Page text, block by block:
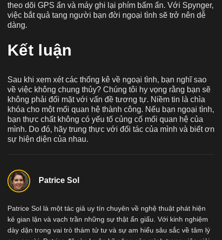
theo dõi GPS ẩn và máy ghi lại phím bấm ẩn. Với Spynger,
việc bắt quả tang người bạn đời ngoại tình sẽ trở nên dễ
dàng.
Kết luận
Sau khi xem xét các thống kê về ngoại tình, bạn nghĩ sao
về việc không chung thủy? Chúng tôi hy vọng rằng bạn sẽ
không phải đối mặt với vấn đề tương tự. Niềm tin là chìa
khóa cho một mối quan hệ thành công. Nếu bạn ngoại tình,
bạn thực chất không có yếu tố củng cố mối quan hệ của
mình. Do đó, hãy trung thực với đối tác của mình và biết ơn
sự hiện diện của nhau.
Patrice Sol
Patrice Sol là một tác giả uy tín chuyên về nghệ thuật phát hiện
kẻ gian lận và vạch trần những sự thật ẩn giấu. Với kinh nghiệm
dày dặn trong vai trò thám tử tư và sự am hiểu sâu sắc về tâm lý